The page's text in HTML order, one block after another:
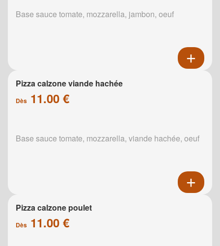
Base sauce tomate, mozzarella, jambon, oeuf
Pizza calzone viande hachée
Dès 11.00 €
Base sauce tomate, mozzarella, viande hachée, oeuf
Pizza calzone poulet
Dès 11.00 €